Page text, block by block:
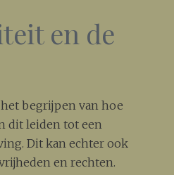
en de
begrijpen van hoe
dit leiden tot een
Dit kan echter ook
en rechten.